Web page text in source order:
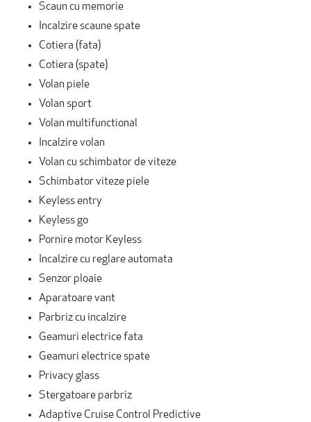
Scaun cu memorie
Incalzire scaune spate
Cotiera (fata)
Cotiera (spate)
Volan piele
Volan sport
Volan multifunctional
Incalzire volan
Volan cu schimbator de viteze
Schimbator viteze piele
Keyless entry
Keyless go
Pornire motor Keyless
Incalzire cu reglare automata
Senzor ploaie
Aparatoare vant
Parbriz cu incalzire
Geamuri electrice fata
Geamuri electrice spate
Privacy glass
Stergatoare parbriz
Adaptive Cruise Control Predictive